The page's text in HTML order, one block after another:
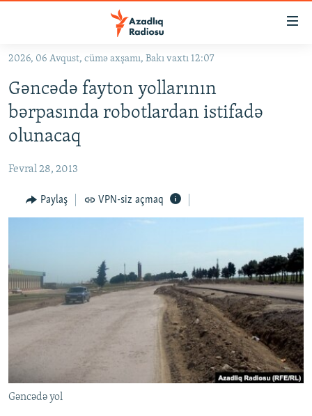
Əsas
qayıt
Əsas
naviqasiyaya
qayıt
KORRUPSIOMETR
FƏRQƏ BAX
QANUNI DOĞRU
VIDEO
FOTOQALEREYA
RADIO ARXIV
OXU ZALI
AZƏRBAYCAN ƏDƏBIYYATI KITABXANASI
HAQQIMIZDA
PEŞƏ ETIKASI VƏ JURNALISTIKA STANDARTLARIMIZ
AZADLIQRADIOSU MOBIL TELEFONUNUZDA
RFE/RL-in bütün saytları
2026, 06 Avqust, cümə axşamı, Bakı vaxtı 12:07
Gəncədə fayton yollarının
bərpasında robotlardan istifadə
olunacaq
Fevral 28, 2013
Paylaş VPN-siz açmaq
Gəncədə yol